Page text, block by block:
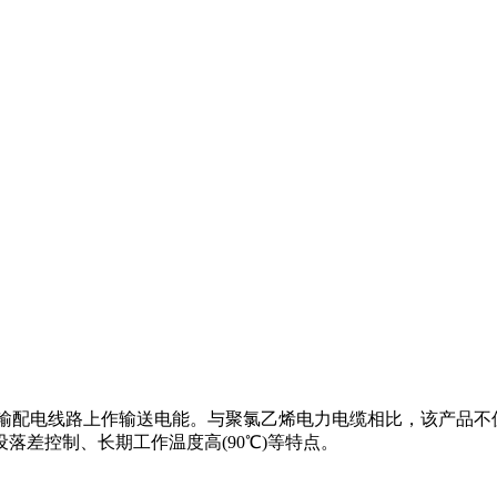
配电线路上作输送电能。与聚氯乙烯电力电缆相比，该产品
差控制、长期工作温度高(90℃)等特点。